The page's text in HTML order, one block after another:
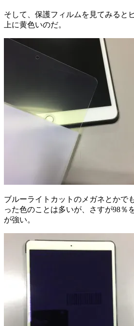
そして、保護フィルムを見てみると
上に黄色いのだ。
ブルーライトカットのメガネとかで
った色のことは多いが、さすが98％
が強い。